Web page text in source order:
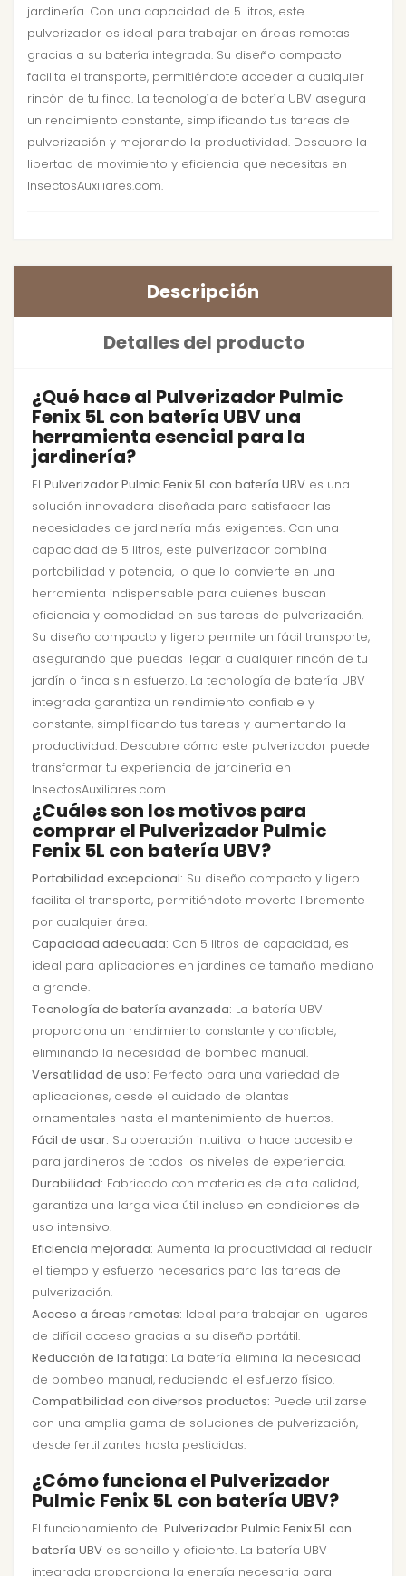
jardinería. Con una capacidad de 5 litros, este
pulverizador es ideal para trabajar en áreas remotas
gracias a su batería integrada. Su diseño compacto
facilita el transporte, permitiéndote acceder a cualquier
rincón de tu finca. La tecnología de batería UBV asegura
un rendimiento constante, simplificando tus tareas de
pulverización y mejorando la productividad. Descubre la
libertad de movimiento y eficiencia que necesitas en
InsectosAuxiliares.com.
Descripción
Detalles del producto
¿Qué hace al Pulverizador Pulmic
Fenix 5L con batería UBV una
herramienta esencial para la
jardinería?
El Pulverizador Pulmic Fenix 5L con batería UBV es una
solución innovadora diseñada para satisfacer las
necesidades de jardinería más exigentes. Con una
capacidad de 5 litros, este pulverizador combina
portabilidad y potencia, lo que lo convierte en una
herramienta indispensable para quienes buscan
eficiencia y comodidad en sus tareas de pulverización.
Su diseño compacto y ligero permite un fácil transporte,
asegurando que puedas llegar a cualquier rincón de tu
jardín o finca sin esfuerzo. La tecnología de batería UBV
integrada garantiza un rendimiento confiable y
constante, simplificando tus tareas y aumentando la
productividad. Descubre cómo este pulverizador puede
transformar tu experiencia de jardinería en
InsectosAuxiliares.com.
¿Cuáles son los motivos para
comprar el Pulverizador Pulmic
Fenix 5L con batería UBV?
Portabilidad excepcional: Su diseño compacto y ligero
facilita el transporte, permitiéndote moverte libremente
por cualquier área.
Capacidad adecuada: Con 5 litros de capacidad, es
ideal para aplicaciones en jardines de tamaño mediano
a grande.
Tecnología de batería avanzada: La batería UBV
proporciona un rendimiento constante y confiable,
eliminando la necesidad de bombeo manual.
Versatilidad de uso: Perfecto para una variedad de
aplicaciones, desde el cuidado de plantas
ornamentales hasta el mantenimiento de huertos.
Fácil de usar: Su operación intuitiva lo hace accesible
para jardineros de todos los niveles de experiencia.
Durabilidad: Fabricado con materiales de alta calidad,
garantiza una larga vida útil incluso en condiciones de
uso intensivo.
Eficiencia mejorada: Aumenta la productividad al reducir
el tiempo y esfuerzo necesarios para las tareas de
pulverización.
Acceso a áreas remotas: Ideal para trabajar en lugares
de difícil acceso gracias a su diseño portátil.
Reducción de la fatiga: La batería elimina la necesidad
de bombeo manual, reduciendo el esfuerzo físico.
Compatibilidad con diversos productos: Puede utilizarse
con una amplia gama de soluciones de pulverización,
desde fertilizantes hasta pesticidas.
¿Cómo funciona el Pulverizador
Pulmic Fenix 5L con batería UBV?
El funcionamiento del Pulverizador Pulmic Fenix 5L con
batería UBV es sencillo y eficiente. La batería UBV
integrada proporciona la energía necesaria para